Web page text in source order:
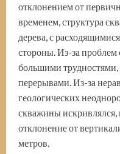
отклонением от
временем, структура
дерева, с
стороны. Из-за проблем
большими трудностями,
перерывами. Из-за
геологических
скважины
отклонение от
метров.